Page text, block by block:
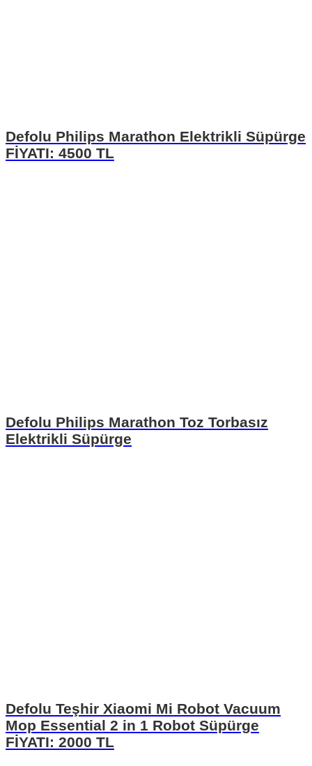
Defolu Philips Marathon Elektrikli Süpürge
FİYATI: 4500 TL
Defolu Philips Marathon Toz Torbasız
Elektrikli Süpürge
Defolu Teşhir Xiaomi Mi Robot Vacuum
Mop Essential 2 in 1 Robot Süpürge
FİYATI: 2000 TL